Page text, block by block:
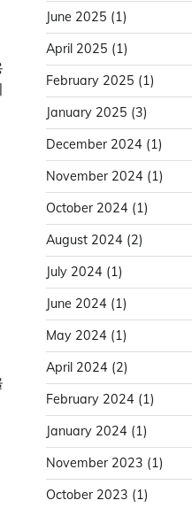
June 2025 (1)
April 2025 (1)
February 2025 (1)
January 2025 (3)
December 2024 (1)
November 2024 (1)
October 2024 (1)
August 2024 (2)
July 2024 (1)
June 2024 (1)
May 2024 (1)
April 2024 (2)
February 2024 (1)
January 2024 (1)
November 2023 (1)
October 2023 (1)